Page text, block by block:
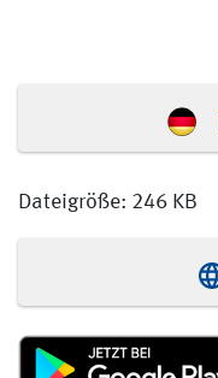
Dateigröße: 246 KB